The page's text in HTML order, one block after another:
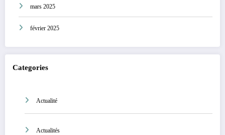
mars 2025
février 2025
Categories
Actualité
Actualités